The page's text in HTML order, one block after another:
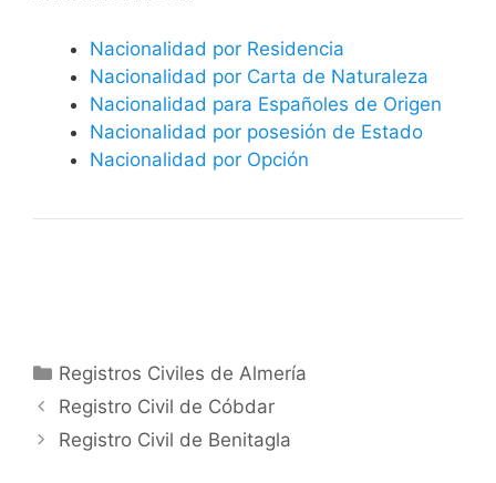
Nacionalidad por Residencia
Nacionalidad por Carta de Naturaleza
Nacionalidad para Españoles de Origen
Nacionalidad por posesión de Estado
Nacionalidad por Opción
Categorías
Registros Civiles de Almería
Registro Civil de Cóbdar
Registro Civil de Benitagla